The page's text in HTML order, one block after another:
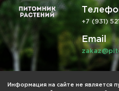
+7 (931)
Email
Информация на сайте не является